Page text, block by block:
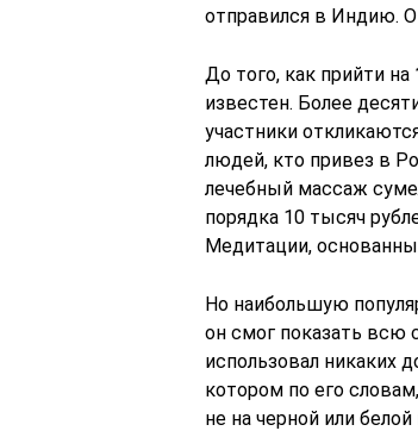
отправился в Индию.
До того, как прийти на
известен. Более
участники
людей, кто привез в
лечебный массаж
порядка 10 тысяч
Медитации,
Но наибольшую
он смог показать всю
использовал никаких
котором по его
не на черной или белой